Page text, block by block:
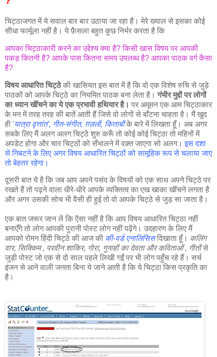
चिट्ठाजगत में ये सवाल बार बार उठाया जा रहा है। मेरे ख्याल से इसका कोई
सीधा फार्मूला नहीं है। ये फ़ैसला बहुत कुछ निर्भर करता है कि
आपका चिट्ठाकारी करने का उद्देश्य क्या है? किसी खास विषय पर आपकी
पकड़ कितनी है? आपके पास कितना समय उपलब्ध है? आपका पाठक वर्ग कैसा
है?
विषय आधारित चिट्ठेकी खासियत इस बात में है कि वो एक विशेष रुचि से जुड़े
पाठकों को आपके चिट्ठे का नियमित पाठक बना लेता है।गंभीर मुद्दों पर लोगों
का ध्यान खींचने का ये एक प्रभावी हथियार है। पर अमूमन एक आम चिट्ठाकार
के मन में तरह तरह की बातें आती हैं जिसे वो लोगों से बाँटना चाहता है। मैं खुद
ही 'यात्रा वृत्तांत', गीत-संगीत, ग़ज़लों, किताबोंके बारे में लिखता हूँ। अब अगर
सबके लिए मैं अलग अलग चिट्ठे शुरु करूँ तो कोई कोई चिट्ठा तो महिनों में
अपडेट होगा और चार चिट्ठों को सँभालने में वक़्त जाएगा सो अलग।इस दशा
से निबटने के लिए अगर विषय आधारित चिट्ठों को सामूहिक रूप से चलाया जाए
तो बेहतर रहेगा।
दूसरी बात ये है कि जब आप अपने पसंद के विषयों को एक साथ अपने चिट्ठे पर
रखते हैं तो पढ़ने वाला धीरे-धीरे आपके व्यक्तित्व का एख खाका खींचने लगता है
और अगर उसकी सोच भी वैसी ही हुई तो वो आपके चिट्ठे से जुड़ सा जाता है।
एक बात जरूर जान लें कि ऍसा नहीं है कि आप विषय आधारित चिट्ठा नहीं
बनाएँगे तो लोग आपकी पुरानी पोस्ट लोग नहीं पढ़ेंगे। उदहारण के लिए मैं
आपको रोमन हिंदी चिट्ठे की आज की की-वर्ड एनालिसिसदिखाता हूँ। कलिंग
वार, सिक्किम , परवीन शाकिर, गोरा, गुनाहों का देवता और कविताओं , गीतोंसे
जुड़ी पोस्ट जो एक से दो साल पहले लिखी गईं पर भी लोग पहुँच रहे हैं। सर्च
इंजन से आने वाली जनता बिना ये जाने आती है कि ये चिट्ठा किस प्रकृति का
है।